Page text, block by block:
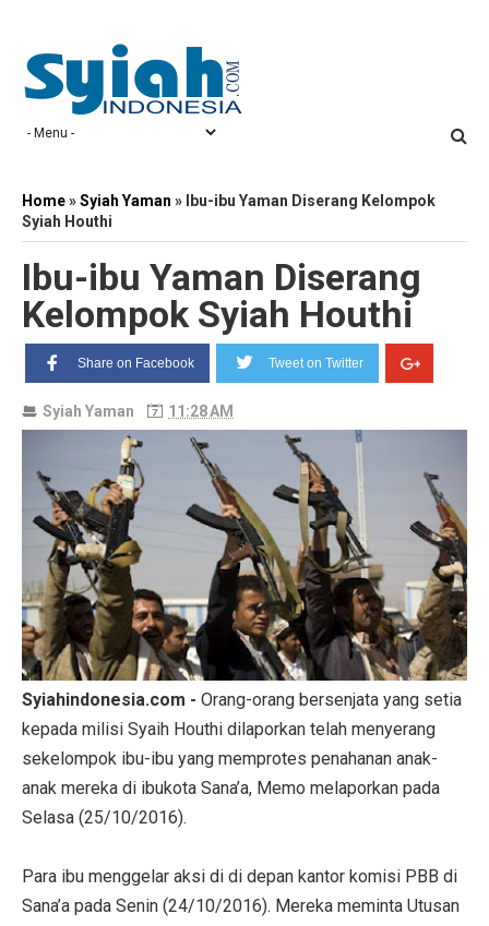
Home»Syiah Yaman »
Ibu-ibu Yaman Diserang Kelompok
Syiah Houthi
Ibu-ibu Yaman Diserang
Kelompok Syiah Houthi
Share on Facebook Tweet on Twitter
Syiah Yaman 11:28 AM
Syiahindonesia.com - Orang-orang bersenjata yang setia
kepada milisi Syaih Houthi dilaporkan telah menyerang
sekelompok ibu-ibu yang memprotes penahanan anak-
anak mereka di ibukota Sana’a, Memo melaporkan pada
Selasa (25/10/2016).
Para ibu menggelar aksi di di depan kantor komisi PBB di
Sana’a pada Senin (24/10/2016). Mereka meminta Utusan